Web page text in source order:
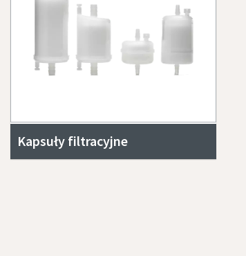
Kapsuły filtracyjne